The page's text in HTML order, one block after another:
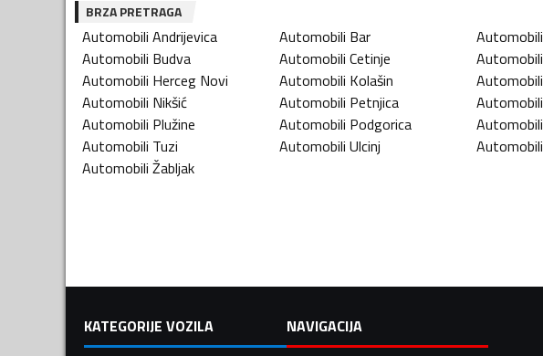
BRZA PRETRAGA
Automobili Andrijevica Automobili Bar Automobili
Automobili Budva Automobili Cetinje Automobili
Automobili Herceg Novi Automobili Kolašin Automobili
Automobili Nikšić Automobili Petnjica Automobili
Automobili Plužine Automobili Podgorica Automobili
Automobili Tuzi Automobili Ulcinj Automobili
Automobili Žabljak
KATEGORIJE VOZILA
NAVIGACIJA